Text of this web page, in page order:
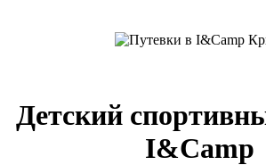
Детский
I&Camp